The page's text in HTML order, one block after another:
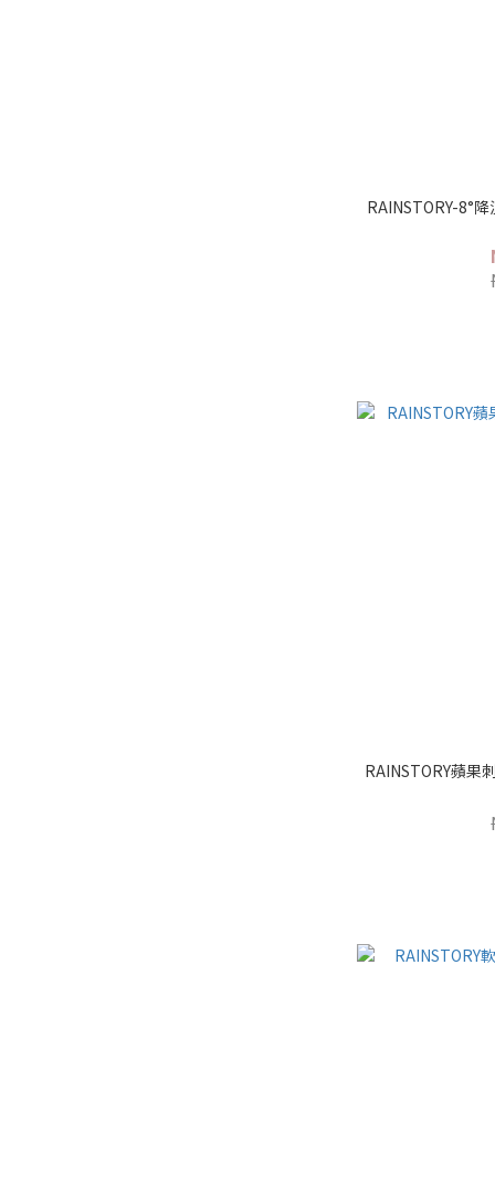
RAINSTORY-8°
RAINSTORY蘋果